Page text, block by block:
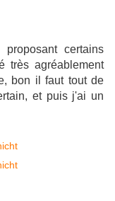
certains
très agréablement
bon il faut tout de
et puis j'ai un